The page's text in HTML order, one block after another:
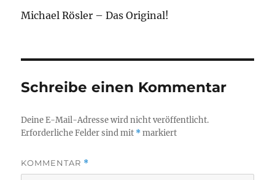
Michael Rösler – Das Original!
Schreibe einen Kommentar
Deine E-Mail-Adresse wird nicht veröffentlicht.
Erforderliche Felder sind mit *markiert
KOMMENTAR *